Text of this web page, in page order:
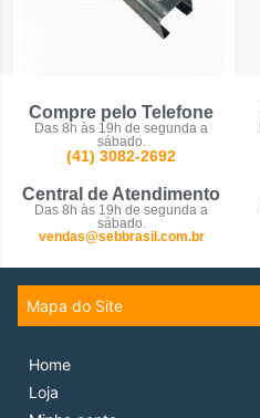
Compre pelo Telefone
Das 8h às 19h de segunda a
sábado.
(41) 3082-2692
Central de Atendimento
Das 8h às 19h de segunda a
sábado.
vendas@sebbrasil.com.br
Mapa do Site
Home
Loja